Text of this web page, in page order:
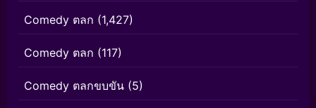
Comedy ตลก (1,427)
Comedy ตลก (117)
Comedy ตลกขบขัน (5)